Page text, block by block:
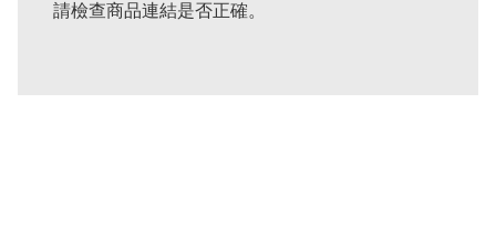
請檢查商品連結是否正確。